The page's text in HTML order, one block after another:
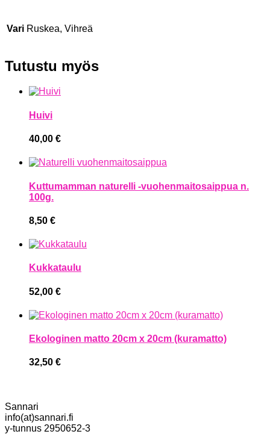
Vari Ruskea, Vihreä
Tutustu myös
Huivi
40,00 €
Kuttumamman naturelli -vuohenmaitosaippua n.
100g.
8,50 €
Kukkataulu
52,00 €
Ekologinen matto 20cm x 20cm (kuramatto)
32,50 €
Sannari
info(at)sannari.fi
y-tunnus 2950652-3